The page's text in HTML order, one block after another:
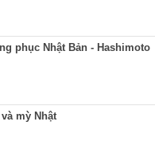
phục Nhật Bản - Hashimoto
mỳ Nhật